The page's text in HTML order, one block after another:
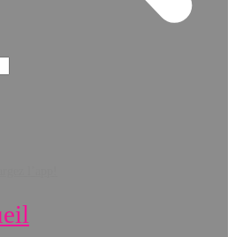
l’app!